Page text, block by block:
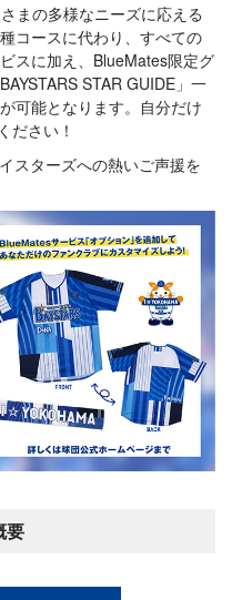
まの多様なニーズに応える
コースに代わり、すべての
スに加え、BlueMates限定グ
STAR GUIDE」一
可能となります。自分だけ
ださい！
スターズへの熱いご声援を
要